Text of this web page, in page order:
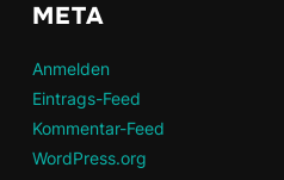
META
Anmelden
Eintrags-Feed
Kommentar-Feed
WordPress.org